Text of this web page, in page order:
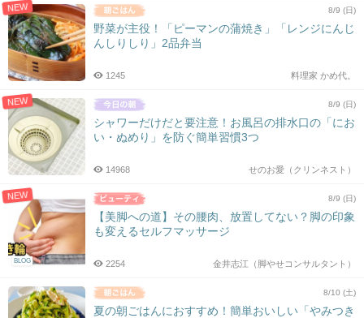
NEW 8/9 (日)
野菜が主役！「ピーマンの蒲焼き」「レンジにんじ
んしりしり」2品弁当
料理家 かめ代。
1245
NEW 8/9 (日)
シャワーだけだと要注意！お風呂の排水口の「にお
い・ぬめり」を防ぐ簡単習慣3つ
せのお愛（クリンネスト）
14968
NEW
BLOG
8/9 (日)
【美脚への道】その腰肉、放置してない？脚の印象
も変えるセルフマッサージ
金井志江（脚やせコンサルタント）
2254
8/10 (土)
夏の朝ごはんにおすすめ！簡単おいしい「やみつき